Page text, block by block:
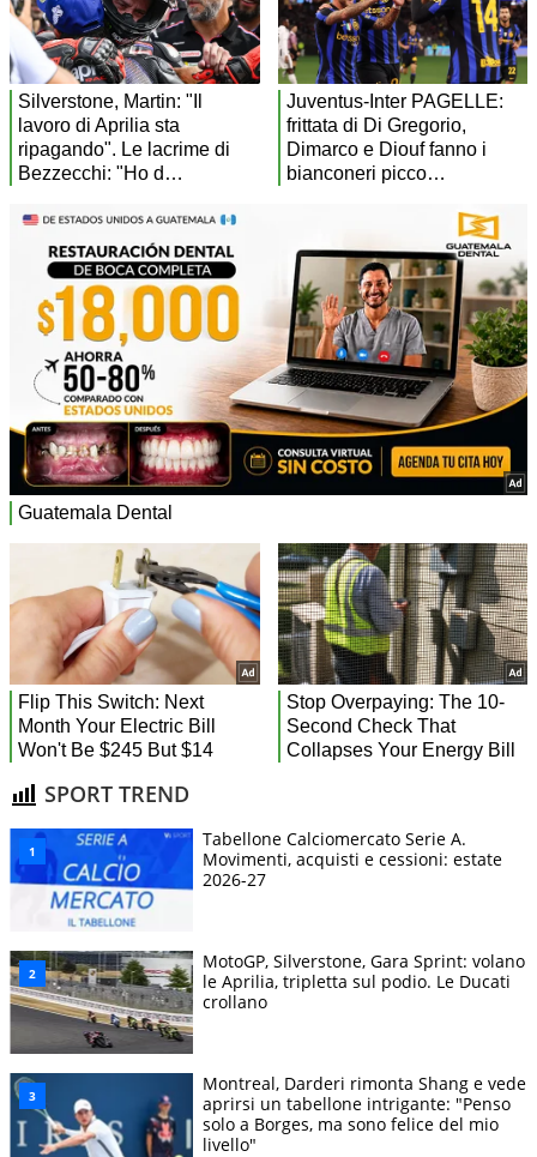
SPORT TREND
Tabellone Calciomercato Serie A.
Movimenti, acquisti e cessioni: estate
2026-27
MotoGP, Silverstone, Gara Sprint: volano
le Aprilia, tripletta sul podio. Le Ducati
crollano
Montreal, Darderi rimonta Shang e vede
aprirsi un tabellone intrigante: "Penso
solo a Borges, ma sono felice del mio
livello"